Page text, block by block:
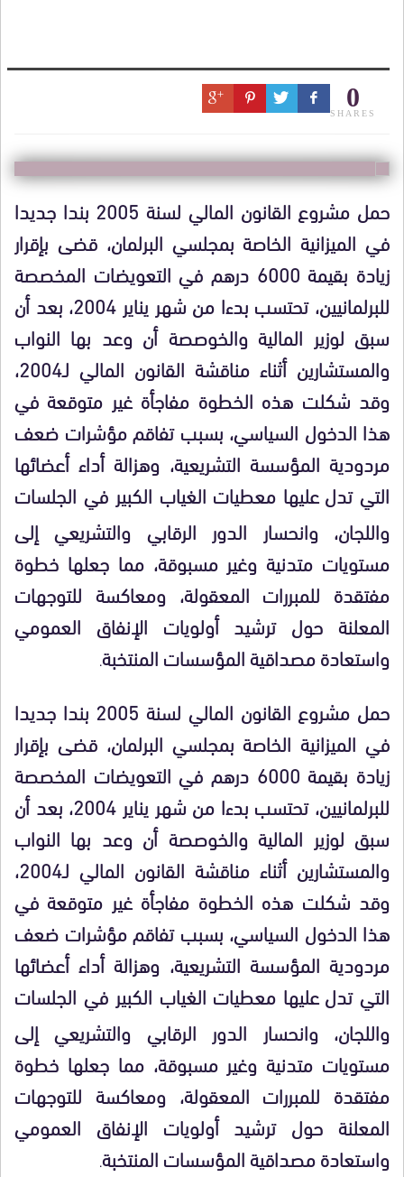
0
SHARES
حمل مشروع القانون المالي لسنة 2005 بندا جديدا
في الميزانية الخاصة بمجلسي البرلمان، قضى بإقرار
زيادة بقيمة 6000 درهم في التعويضات المخصصة
للبرلمانيين، تحتسب بدءا من شهر يناير 2004، بعد أن
سبق لوزير المالية والخوصصة أن وعد بها النواب
والمستشارين أثناء مناقشة القانون المالي لـ2004،
وقد شكلت هذه الخطوة مفاجأة غير متوقعة في
هذا الدخول السياسي، بسبب تفاقم مؤشرات ضعف
مردودية المؤسسة التشريعية، وهزالة أداء أعضائها
التي تدلعليها معطيات الغياب الكبير في الجلسات
واللجان، وانحسار الدور الرقابي والتشريعي إلى
مستويات متدنية وغير مسبوقة، مما جعلها خطوة
مفتقدة للمبررات المعقولة، ومعاكسة للتوجهات
المعلنة حول ترشيد أولويات الإنفاق العمومي
واستعادة مصداقية المؤسسات المنتخبة.
حمل مشروع القانون المالي لسنة 2005 بندا جديدا
في الميزانية الخاصة بمجلسي البرلمان، قضى بإقرار
زيادة بقيمة 6000 درهم في التعويضات المخصصة
للبرلمانيين، تحتسب بدءا من شهر يناير 2004، بعد أن
سبق لوزير المالية والخوصصة أن وعد بها النواب
والمستشارين أثناء مناقشة القانون المالي لـ2004،
وقد شكلت هذه الخطوة مفاجأة غير متوقعة في
هذا الدخول السياسي، بسبب تفاقم مؤشرات ضعف
مردودية المؤسسة التشريعية، وهزالة أداء أعضائها
التي تدلعليها معطيات الغياب الكبير في الجلسات
واللجان، وانحسار الدور الرقابي والتشريعي إلى
مستويات متدنية وغير مسبوقة، مما جعلها خطوة
مفتقدة للمبررات المعقولة، ومعاكسة للتوجهات
المعلنة حول ترشيد أولويات الإنفاق العمومي
واستعادة مصداقية المؤسسات المنتخبة.